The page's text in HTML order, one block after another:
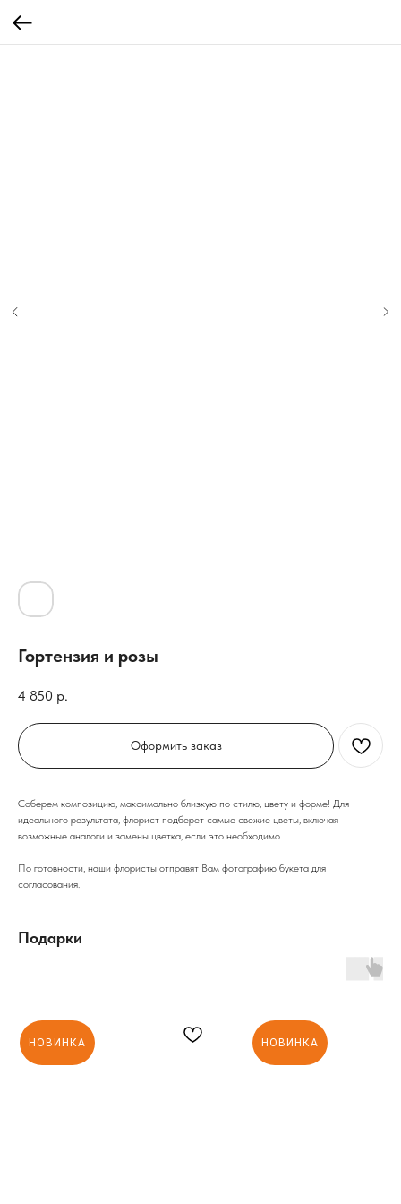
Гортензия и розы
4 850 р.
Оформить заказ
Соберем композицию, максимально близкую по стилю, цвету и форме! Для
идеального результата, флорист подберет самые свежие цветы, включая
возможные аналоги и замены цветка, если это необходимо
По готовности, наши флористы отправят Вам фотографию букета для
согласования.
Подарки
НОВИНКА НОВИНКА